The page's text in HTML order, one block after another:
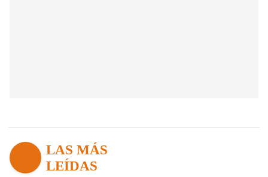
LAS MÁS
LEÍDAS